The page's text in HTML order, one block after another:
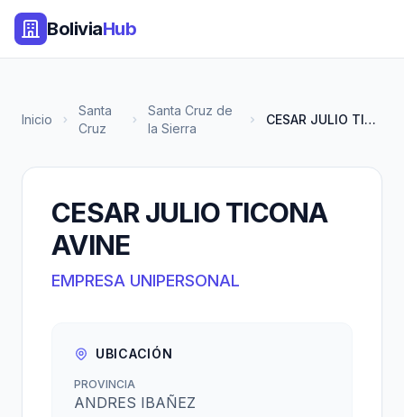
BoliviaHub
Inicio
Santa
Cruz
Santa Cruz de
la Sierra
CESAR JULIO TICONA AVINE
CESAR JULIO TICONA
AVINE
EMPRESA UNIPERSONAL
UBICACIÓN
PROVINCIA
ANDRES IBAÑEZ